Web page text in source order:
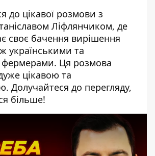
до цікавої розмови з
Ліфлянчиком, де
своє бачення вирішення
українськими та
Ця розмова
цікавою та
Долучайтеся до перегляду,
більше!